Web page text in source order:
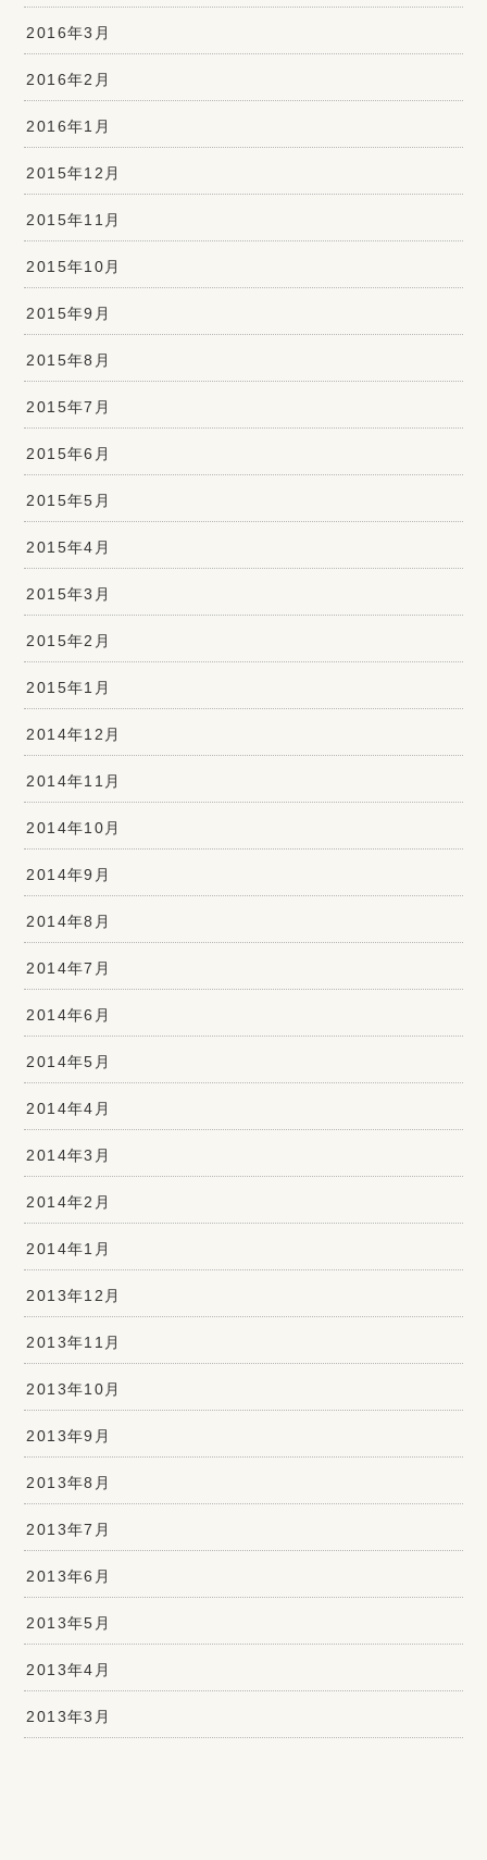
2016年3月
2016年2月
2016年1月
2015年12月
2015年11月
2015年10月
2015年9月
2015年8月
2015年7月
2015年6月
2015年5月
2015年4月
2015年3月
2015年2月
2015年1月
2014年12月
2014年11月
2014年10月
2014年9月
2014年8月
2014年7月
2014年6月
2014年5月
2014年4月
2014年3月
2014年2月
2014年1月
2013年12月
2013年11月
2013年10月
2013年9月
2013年8月
2013年7月
2013年6月
2013年5月
2013年4月
2013年3月